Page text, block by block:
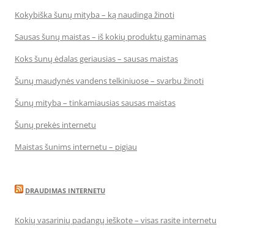
Kokybiška šunų mityba – ką naudinga žinoti
Sausas šunų maistas – iš kokių produktų gaminamas
Koks šunų ėdalas geriausias – sausas maistas
Šunų maudynės vandens telkiniuose – svarbu žinoti
Šunų mityba – tinkamiausias sausas maistas
Šunų prekės internetu
Maistas šunims internetu – pigiau
DRAUDIMAS INTERNETU
Kokių vasarinių padangų ieškote – visas rasite internetu